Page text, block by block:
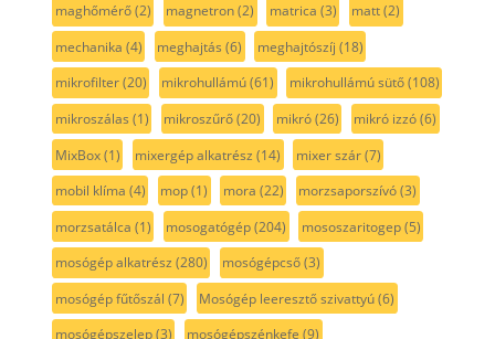
maghőmérő(2) magnetron(2) matrica (3) matt(2)
mechanika (4) meghajtás (6) meghajtószíj (18)
mikrofilter(20) mikrohullámú(61) mikrohullámú sütő(108)
mikroszálas (1) mikroszűrő(20) mikró(26) mikró izzó(6)
MixBox(1) mixergép alkatrész (14) mixer szár(7)
mobil klíma (4) mop(1) mora (22) morzsaporszívó(3)
morzsatálca (1) mosogatógép(204) mososzaritogep(5)
mosógép alkatrész (280) mosógépcső(3)
mosógép fűtőszál (7) Mosógép leeresztő szivattyú(6)
mosógépszelep(3) mosógépszénkefe (9)